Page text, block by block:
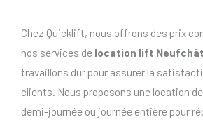
Chez Quicklift, nous offrons des prix
nos services de location lift
travaillons dur pour assurer la
clients. Nous proposons une location
demi-journée ou journée entière pour